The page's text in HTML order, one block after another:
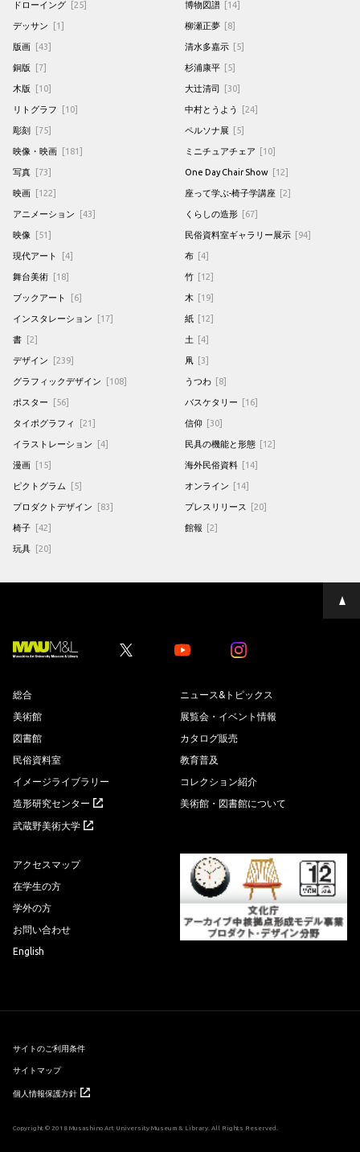
ドローイング [25]
デッサン [1]
版画 [43]
銅版 [7]
木版 [10]
リトグラフ [10]
彫刻 [75]
映像・映画 [181]
写真 [73]
映画 [122]
アニメーション [43]
映像 [51]
現代アート [4]
舞台美術 [18]
ブックアート [6]
インスタレーション [17]
書 [2]
デザイン [239]
グラフィックデザイン [108]
ポスター [56]
タイポグラフィ [21]
イラストレーション [4]
漫画 [15]
ピクトグラム [5]
プロダクトデザイン [83]
椅子 [42]
玩具 [20]
博物図譜 [14]
柳瀬正夢 [8]
清水多嘉示 [5]
杉浦康平 [5]
大辻清司 [30]
中村とうよう [24]
ペルソナ展 [5]
ミニチュアチェア [10]
One Day Chair Show [12]
座って学ぶ-椅子学講座 [2]
くらしの造形 [67]
民俗資料室ギャラリー展示 [94]
布 [4]
竹 [12]
木 [19]
紙 [12]
土 [4]
凧 [3]
うつわ [8]
バスケタリー [16]
信仰 [30]
民具の機能と形態 [12]
海外民俗資料 [14]
オンライン [14]
プレスリリース [20]
館報 [2]
ペ
ー
Youtube Youtube
総合
美術館
図書館
民俗資料室
イメージライブラリー
造形研究センター
武蔵野美術大学
ニュース&トピックス
展覧会・イベント情報
カタログ販売
教育普及
コレクション紹介
美術館・図書館について
アクセスマップ
在学生の方
学外の方
お問い合わせ
English
サイトのご利用条件
サイトマップ
個人情報保護方針
Copyright © 2018 Musashino Art University Museum & Library. All Rights Reserved.